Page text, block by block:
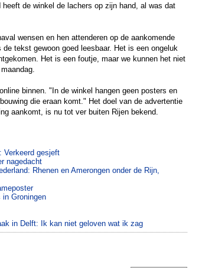
de winkel de lachers op zijn hand, al was dat
wensen en hen attenderen op de aankomende
tekst gewoon goed leesbaar. Het is een ongeluk
Het is een foutje, maar we kunnen het niet
binnen. "In de winkel hangen geen posters en
die eraan komt." Het doel van de advertentie
aankomt, is nu tot ver buiten Rijen bekend.
Verkeerd gesjeft
nagedacht
Rhenen en Amerongen onder de Rijn,
in Groningen
in Delft: Ik kan niet geloven wat ik zag